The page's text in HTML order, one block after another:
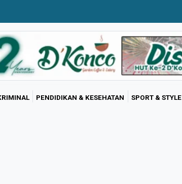
PENDIDIKAN & KESEHATAN SPORT & STYLE